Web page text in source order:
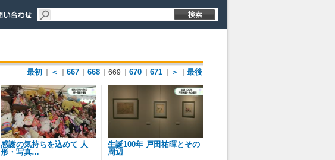
最初
＜ 667 668 ｜669 670 671 ＞ 最後
感謝の気持ちを込めて 人
形・写真…
生誕100年 戸田祐暉とその
周辺